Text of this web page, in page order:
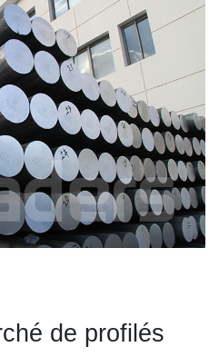
de profilés